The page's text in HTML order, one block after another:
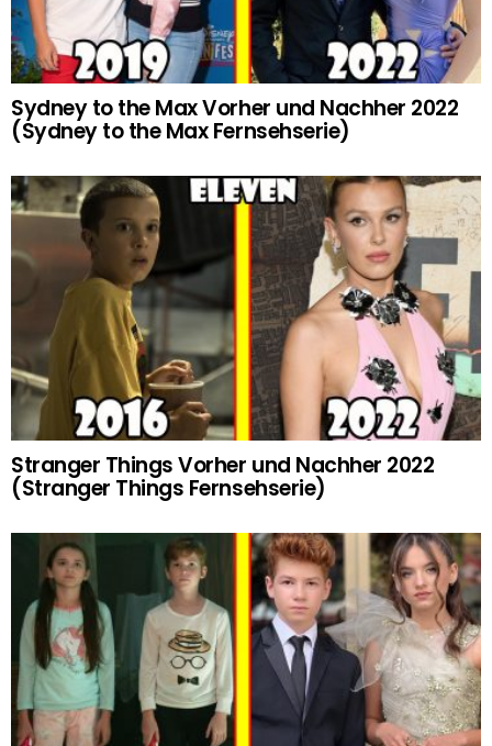
Sydney to the Max Vorher und Nachher 2022
(Sydney to the Max Fernsehserie)
Stranger Things Vorher und Nachher 2022
(Stranger Things Fernsehserie)